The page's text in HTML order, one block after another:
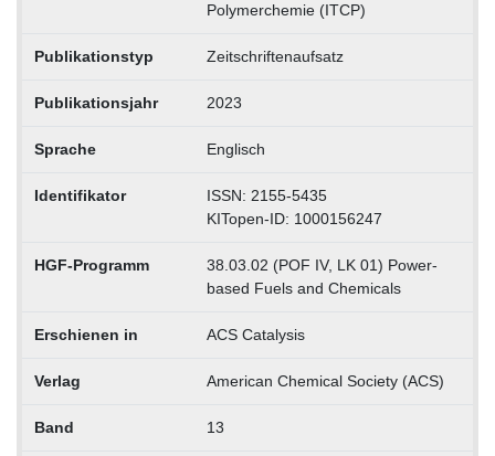
Polymerchemie (ITCP)
Publikationstyp Zeitschriftenaufsatz
Publikationsjahr 2023
Sprache Englisch
Identifikator
ISSN: 2155-5435
KITopen-ID: 1000156247
HGF-Programm
38.03.02 (POF IV, LK 01) Power-
based Fuels and Chemicals
Erschienen in ACS Catalysis
Verlag American Chemical Society (ACS)
Band 13